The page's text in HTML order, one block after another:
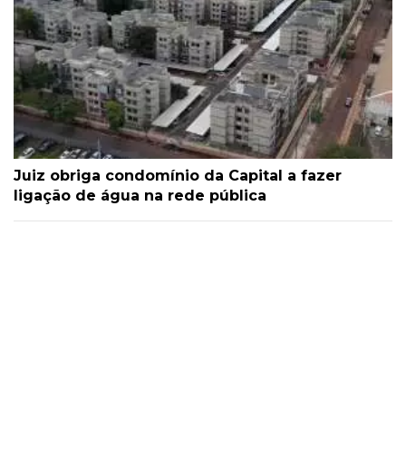
Juiz obriga condomínio da Capital a fazer
ligação de água na rede pública